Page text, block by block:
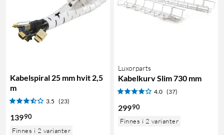
Kabelspiral 25 mm hvit 2,5
m
3.5 (23)
13990
Finnes i 2 varianter
Luxorparts
Kabelkurv Slim 730 mm
4.0 (37)
29990
Finnes i 2 varianter